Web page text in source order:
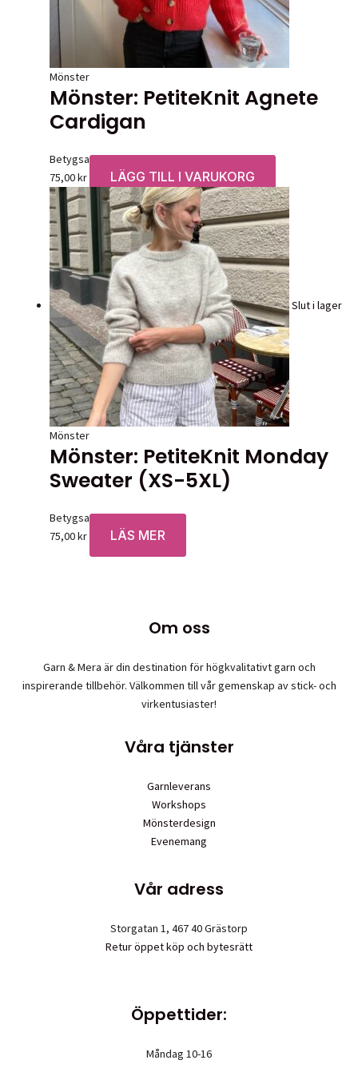
Mönster
Mönster: PetiteKnit Agnete
Cardigan
Betygsatt0av 5
75,00kr LÄGG TILL I VARUKORG
Slut i lager
Mönster
Mönster: PetiteKnit Monday
Sweater (XS-5XL)
Betygsatt0av 5
75,00kr LÄS MER
Om oss
Garn & Mera är din destination för högkvalitativt garn och
inspirerande tillbehör. Välkommen till vår gemenskap av stick- och
virkentusiaster!
Våra tjänster
Garnleverans
Workshops
Mönsterdesign
Evenemang
Vår adress
Storgatan 1, 467 40 Grästorp
Retur öppet köp och bytesrätt
Öppettider:
Måndag 10-16